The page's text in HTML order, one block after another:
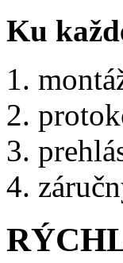
Ku